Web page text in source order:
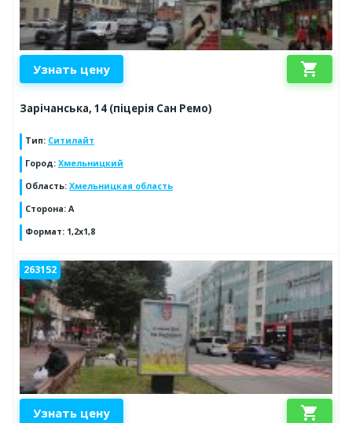
Узнать цену shopping_cart
Зарічанська, 14 (піцерія Сан Ремо)
Тип: Ситилайт
Город: Хмельницкий
Область: Хмельницкая область
Сторона: А
Формат: 1,2х1,8
263152
Узнать цену shopping_cart